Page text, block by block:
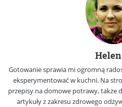
Helen
Gotowanie sprawia mi ogromną
eksperymentować w kuchni. Na
przepisy na domowe potrawy, także
artykuły z zakresu zdrowego